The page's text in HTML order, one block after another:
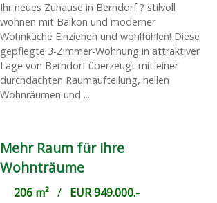
Ihr neues Zuhause in Berndorf ? stilvoll
wohnen mit Balkon und moderner
Wohnküche Einziehen und wohlfühlen! Diese
gepflegte 3-Zimmer-Wohnung in attraktiver
Lage von Berndorf überzeugt mit einer
durchdachten Raumaufteilung, hellen
Wohnräumen und ...
Mehr Raum für ihre
Wohnträume
206 m²/ EUR 949.000.-